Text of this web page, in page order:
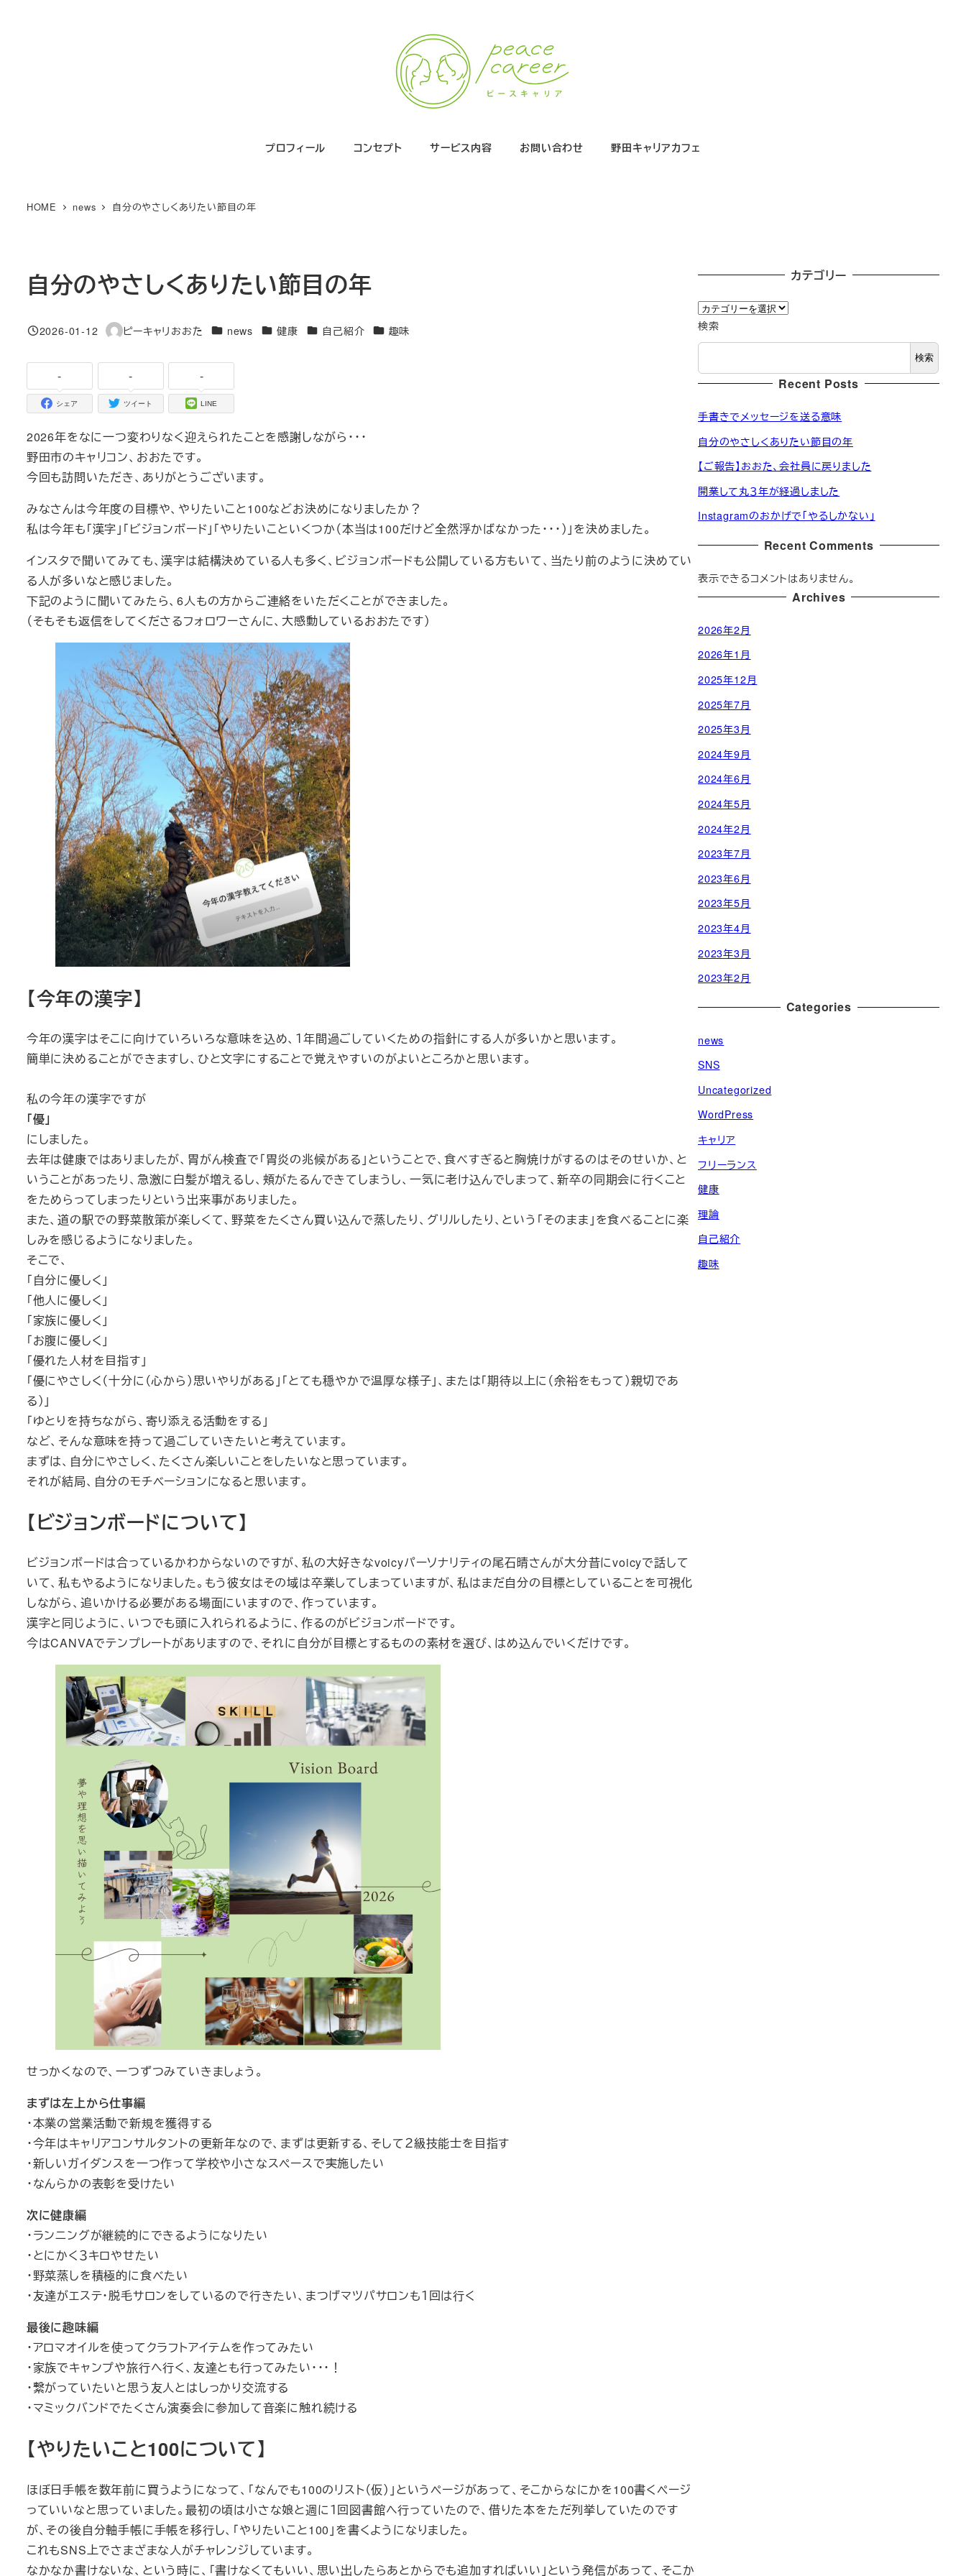
プロフィール コンセプト サービス内容 お問い合わせ 野田キャリアカフェ
HOME news 自分のやさしくありたい節目の年
自分のやさしくありたい節目の年
投稿日
2026-01-12
著
ピーキャリおおた カテゴリー
news カテゴリー
健康 カテゴリー
自己紹介 カテゴリー
趣味
-
シェア
-
ツイート
-
LINE
2026年をなに一つ変わりなく迎えられたことを感謝しながら・・・
野田市のキャリコン、おおたです。
今回も訪問いただき、ありがとうございます。
みなさんは今年度の目標や、やりたいこと100などお決めになりましたか？
私は今年も「漢字」「ビジョンボード」「やりたいこといくつか（本当は100だけど全然浮かばなかった・・・）」を決めました。
インスタで聞いてみても、漢字は結構決めている人も多く、ビジョンボードも公開している方もいて、当たり前のように決めてい
る人が多いなと感じました。
下記のように聞いてみたら、6人もの方からご連絡をいただくことができました。
（そもそも返信をしてくださるフォロワーさんに、大感動しているおおたです）
【今年の漢字】
今年の漢字はそこに向けていろいろな意味を込め、１年間過ごしていくための指針にする人が多いかと思います。
簡単に決めることができますし、ひと文字にすることで覚えやすいのがよいところかと思います。
私の今年の漢字ですが
「優」
にしました。
去年は健康ではありましたが、胃がん検査で「胃炎の兆候がある」ということで、食べすぎると胸焼けがするのはそのせいか、と
いうことがあったり、急激に白髪が増えるし、頬がたるんできてしまうし、一気に老け込んでしまって、新卒の同期会に行くこと
をためらってしまったりという出来事がありました。
また、道の駅での野菜散策が楽しくて、野菜をたくさん買い込んで蒸したり、グリルしたり、という「そのまま」を食べることに楽
しみを感じるようになりました。
そこで、
「自分に優しく」
「他人に優しく」
「家族に優しく」
「お腹に優しく」
「優れた人材を目指す」
「優にやさしく（十分に（心から）思いやりがある」「とても穏やかで温厚な様子」、または「期待以上に（余裕をもって）親切であ
る）」
「ゆとりを持ちながら、寄り添える活動をする」
など、そんな意味を持って過ごしていきたいと考えています。
まずは、自分にやさしく、たくさん楽しいことをしたいなと思っています。
それが結局、自分のモチベーションになると思います。
【ビジョンボードについて】
ビジョンボードは合っているかわからないのですが、私の大好きなvoicyパーソナリティの尾石晴さんが大分昔にvoicyで話して
いて、私もやるようになりました。もう彼女はその域は卒業してしまっていますが、私はまだ自分の目標としていることを可視化
しながら、追いかける必要がある場面にいますので、作っています。
漢字と同じように、いつでも頭に入れられるように、作るのがビジョンボードです。
今はCANVAでテンプレートがありますので、それに自分が目標とするものの素材を選び、はめ込んでいくだけです。
せっかくなので、一つずつみていきましょう。
まずは左上から仕事編
・本業の営業活動で新規を獲得する
・今年はキャリアコンサルタントの更新年なので、まずは更新する、そして２級技能士を目指す
・新しいガイダンスを一つ作って学校や小さなスペースで実施したい
・なんらかの表彰を受けたい
次に健康編
・ランニングが継続的にできるようになりたい
・とにかく３キロやせたい
・野菜蒸しを積極的に食べたい
・友達がエステ・脱毛サロンをしているので行きたい、まつげマツパサロンも１回は行く
最後に趣味編
・アロマオイルを使ってクラフトアイテムを作ってみたい
・家族でキャンプや旅行へ行く、友達とも行ってみたい・・・！
・繋がっていたいと思う友人とはしっかり交流する
・マミックバンドでたくさん演奏会に参加して音楽に触れ続ける
【やりたいこと100について】
ほぼ日手帳を数年前に買うようになって、「なんでも100のリスト（仮）」というページがあって、そこからなにかを100書くページ
っていいなと思っていました。最初の頃は小さな娘と週に１回図書館へ行っていたので、借りた本をただ列挙していたのです
が、その後自分軸手帳に手帳を移行し、「やりたいこと100」を書くようになりました。
これもSNS上でさまざまな人がチャレンジしています。
なかなか書けないな、という時に、「書けなくてもいい、思い出したらあとからでも追加すればいい」という発信があって、そこか
カテゴリー
カ
テ
ゴ
検索
検索
Recent Posts
手書きでメッセージを送る意味
自分のやさしくありたい節目の年
【ご報告】おおた、会社員に戻りました
開業して丸３年が経過しました
Instagramのおかげで「やるしかない」
Recent Comments
表示できるコメントはありません。
Archives
2026年2月
2026年1月
2025年12月
2025年7月
2025年3月
2024年9月
2024年6月
2024年5月
2024年2月
2023年7月
2023年6月
2023年5月
2023年4月
2023年3月
2023年2月
Categories
news
SNS
Uncategorized
WordPress
キャリア
フリーランス
健康
理論
自己紹介
趣味